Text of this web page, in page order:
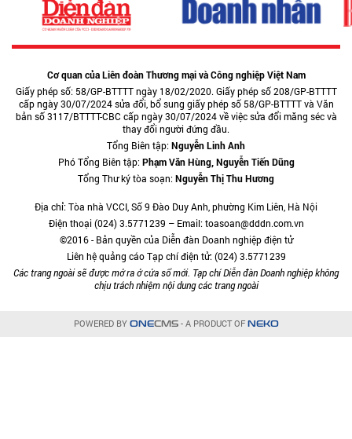
Cơ quan của Liên đoàn Thương mại và Công nghiệp Việt Nam
Giấy phép số: 58/GP-BTTTT ngày 18/02/2020. Giấy phép số 208/GP-BTTTT
cấp ngày 30/07/2024 sửa đổi, bổ sung giấy phép số 58/GP-BTTTT và Văn
bản số 3117/BTTTT-CBC cấp ngày 30/07/2024 về việc sửa đổi măng séc và
thay đổi người đứng đầu.
Tổng Biên tập:Nguyễn Linh Anh
Phó Tổng Biên tập:Phạm Văn Hùng, Nguyễn Tiến Dũng
Tổng Thư ký tòa soạn:Nguyễn Thị Thu Hương
Địa chỉ: Tòa nhà VCCI, Số 9 Đào Duy Anh, phường Kim Liên, Hà Nội
Điện thoại (024) 3.5771239 – Email: toasoan@dddn.com.vn
©2016 - Bản quyền của Diễn đàn Doanh nghiệp điện tử
Liên hệ quảng cáo Tạp chí điện tử: (024) 3.5771239
Các trang ngoài sẽ được mở ra ở cửa sổ mới. Tạp chí Diễn đàn Doanh nghiệp không
chịu trách nhiệm nội dung các trang ngoài
POWERED BY ONECMS- A PRODUCT OF NEKO